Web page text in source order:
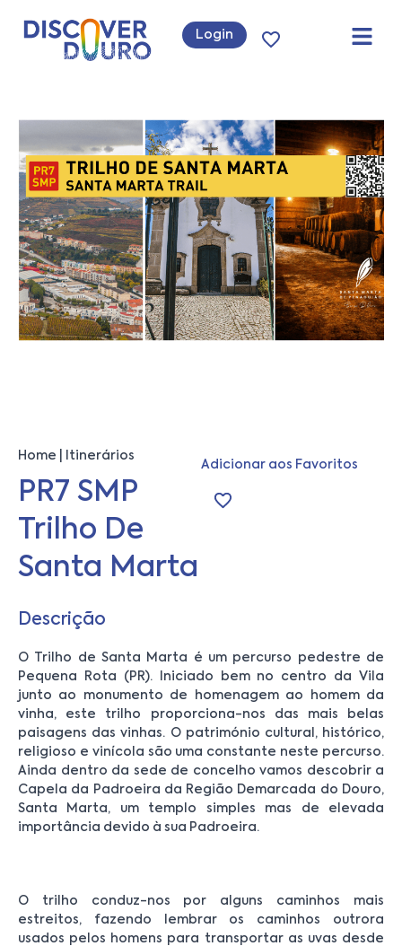
Login
Home Itinerários
PR7 SMP
Trilho De
Santa Marta
Adicionar aos Favoritos
Descrição
O Trilho de Santa Marta é um percurso pedestre de
Pequena Rota (PR). Iniciado bem no centro da Vila
junto ao monumento de homenagem ao homem da
vinha, este trilho proporciona-nos das mais belas
paisagens das vinhas. O património cultural, histórico,
religioso e vinícola são uma constante neste percurso.
Ainda dentro da sede de concelho vamos descobrir a
Capela da Padroeira da Região Demarcada do Douro,
Santa Marta, um templo simples mas de elevada
importância devido à sua Padroeira.
O trilho conduz-nos por alguns caminhos mais
estreitos, fazendo lembrar os caminhos outrora
usados pelos homens para transportar as uvas desde